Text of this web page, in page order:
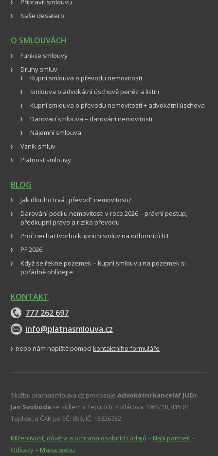
Připravit smlouvu
Naše desatero
O SMLOUVÁCH
Funkce smlouvy
Druhy smluv
Kupní smlouva o převodu nemovitosti
Smlouva o advokátní úschově peněz a listin
Kupní smlouva o převodu nemovitosti + advokátní úschova
Darovací smlouva – darování nemovitosti
Nájemní smlouva
Vznik smluv
Platnost smlouvy
BLOG
Jak dlouho trvá „převod“ nemovitosti?
Darování podílu nemovitosti v roce 2026 – právní postup,
předkupní právo a rizika převodu
Proč nechat tvorbu kupních smluv na odbornících I.
PF 2026
Když se řekne pozemek – kupní smlouvu na pozemek si
pořádně ohlídejte
KONTAKT
777 262 697
info@platnasmlouva.cz
nebo nám napiště pomocí kontaktního formuláře
Službu platnasmlouva.cz provozujeAdvokátní kancelář JUDr.
Jan Svoboda se sídlem v Teplicích, Kollárova 1064/18, 415 01
Teplice, u ČAK po EČ: 856, IČ: 13326732
Mlčenlivost, důvěra a ochrana osobních údajů – Naši partneři –
Odkazy– Mapa webu